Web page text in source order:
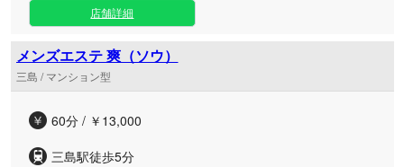
から解放されたい大人の方に向けて、洗練されたプライベー
ト空間をご用意いたしました。アクセスもしやすい三島エリ
アのルームにて、ハイレベルな女性セラピストが心を込めた
丁寧な施術を行い、極上の癒やしをお届けいたします。お仕
事帰りのリフレッシュやご自身へのご褒美など、お客様のご
な空間と洗練されたおもてなしで、心安らぐ特別な時間をお
店舗詳細
メンズエステ 爽（ソウ）
三島 / マンション型
60分 / ￥13,000
三島駅徒歩5分